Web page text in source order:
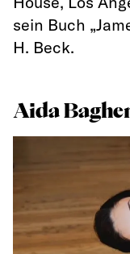
sein Buch
H. Beck.
Aida